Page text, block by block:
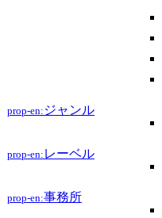
prop-en: ジャンル
prop-en: レーベル
prop-en:事務所